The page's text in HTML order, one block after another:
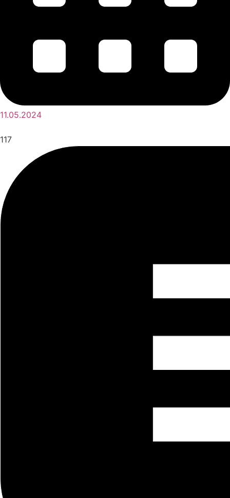
11.05.2024
117